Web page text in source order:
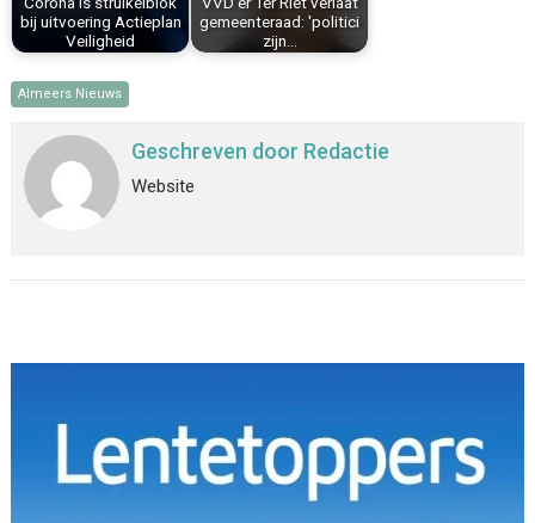
bij uitvoering Actieplan
Veiligheid
gemeenteraad: 'politici
zijn…
Almeers Nieuws
Geschreven door Redactie
Website